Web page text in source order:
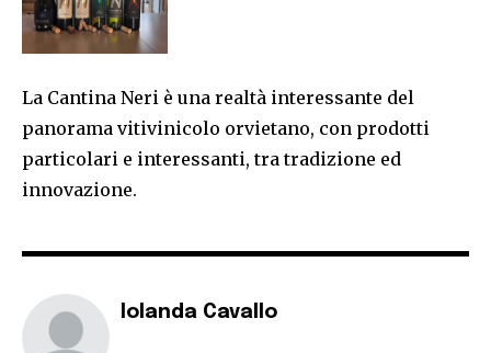
La Cantina Neri è una realtà interessante del
panorama vitivinicolo orvietano, con prodotti
particolari e interessanti, tra tradizione ed
innovazione.
Iolanda Cavallo